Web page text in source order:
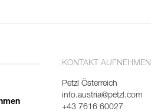
KONTAKT AUFNEHMEN
Petzl Österreich
info.austria@petzl.com
+43 7616 60027